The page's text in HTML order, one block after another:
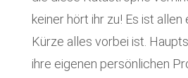
keiner hört ihr zu! Es ist allen
Kürze alles vorbei ist.
ihre eigenen persönlichen